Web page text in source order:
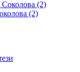
(2)